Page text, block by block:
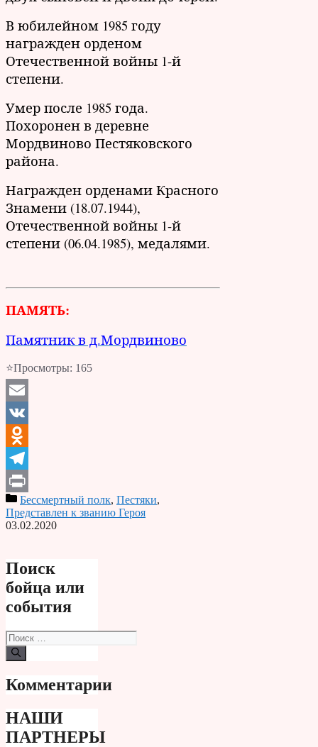
В юбилейном 1985 году
награжден орденом
Отечественной войны 1-й
степени.
Умер после 1985 года.
Похоронен в деревне
Мордвиново Пестяковского
района.
Награжден орденами Красного
Знамени (18.07.1944),
Отечественной войны 1-й
степени (06.04.1985), медалями.
ПАМЯТЬ:
Памятник в д.Мордвиново
⭐Просмотры: 165
Email
VK
Odnoklassniki
Telegram
PrintБессмертный полк, Пестяки,
Представлен к званию Героя
03.02.2020
Поиск
бойца или
события
Поиск:
Комментарии
НАШИ
ПАРТНЕРЫ